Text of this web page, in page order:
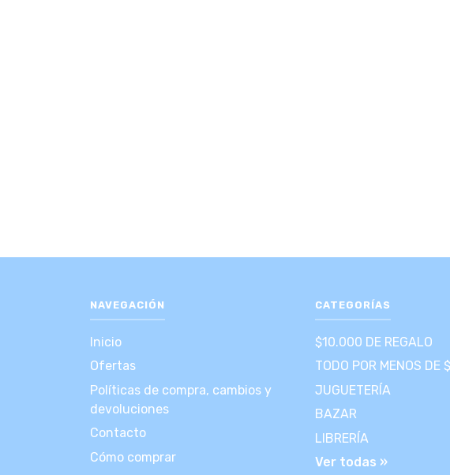
NAVEGACIÓN
Inicio
Ofertas
Políticas de compra, cambios y
devoluciones
Contacto
Cómo comprar
CATEGORÍAS
$10.000 DE REGALO
TODO POR MENOS DE
JUGUETERÍA
BAZAR
LIBRERÍA
Ver todas »